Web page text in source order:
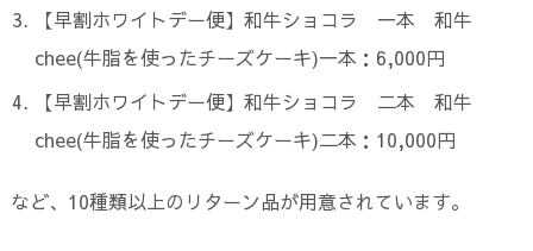
【早割ホワイトデー便】和牛ショコラ 一本 和牛
chee(牛脂を使ったチーズケーキ)一本：6,000円
【早割ホワイトデー便】和牛ショコラ 二本 和牛
chee(牛脂を使ったチーズケーキ)二本：10,000円
など、10種類以上のリターン品が用意されています。